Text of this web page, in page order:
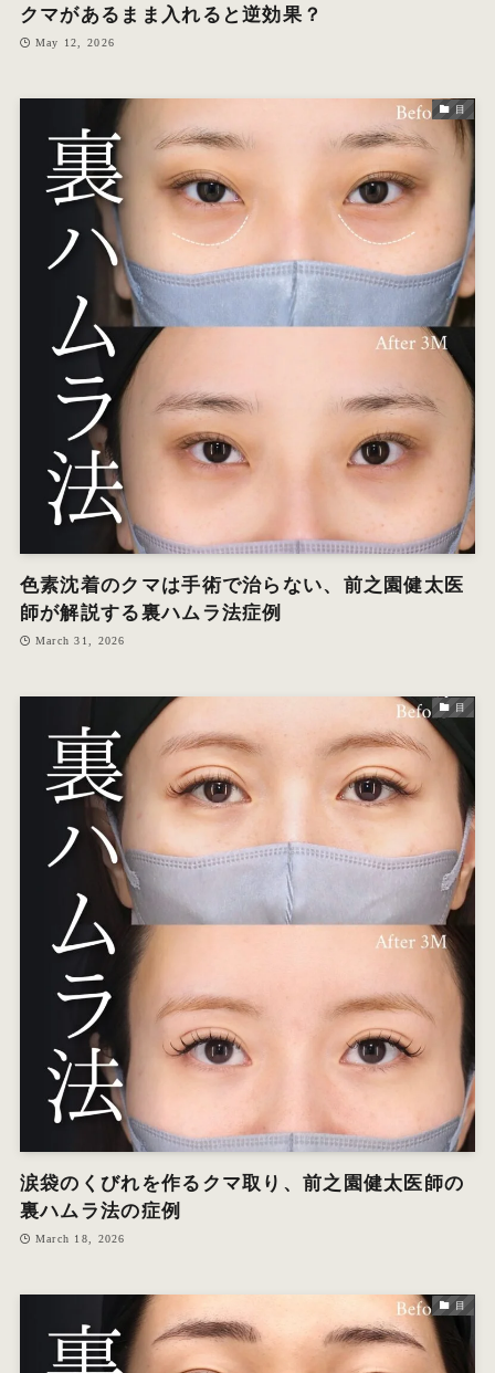
クマがあるまま入れると逆効果？
May 12, 2026
目
色素沈着のクマは手術で治らない、前之園健太医
師が解説する裏ハムラ法症例
March 31, 2026
目
涙袋のくびれを作るクマ取り、前之園健太医師の
裏ハムラ法の症例
March 18, 2026
目